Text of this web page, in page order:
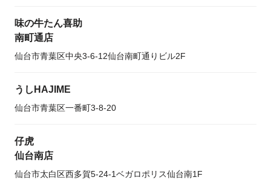
味の牛たん喜助
南町通店
仙台市青葉区中央3-6-12仙台南町通りビル2F
うしHAJIME
仙台市青葉区一番町3-8-20
仔虎
仙台南店
仙台市太白区西多賀5-24-1ベガロポリス仙台南1F